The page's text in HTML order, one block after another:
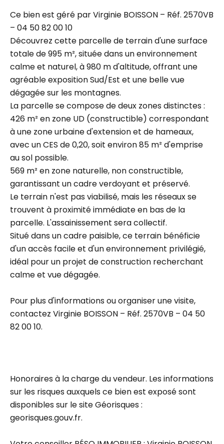
Ce bien est géré par Virginie BOISSON – Réf. 2570VB
– 04 50 82 00 10
Découvrez cette parcelle de terrain d'une surface
totale de 995 m², située dans un environnement
calme et naturel, à 980 m d'altitude, offrant une
agréable exposition Sud/Est et une belle vue
dégagée sur les montagnes.
La parcelle se compose de deux zones distinctes :
426 m² en zone UD (constructible) correspondant
à une zone urbaine d'extension et de hameaux,
avec un CES de 0,20, soit environ 85 m² d'emprise
au sol possible.
569 m² en zone naturelle, non constructible,
garantissant un cadre verdoyant et préservé.
Le terrain n'est pas viabilisé, mais les réseaux se
trouvent à proximité immédiate en bas de la
parcelle. L'assainissement sera collectif.
Situé dans un cadre paisible, ce terrain bénéficie
d'un accès facile et d'un environnement privilégié,
idéal pour un projet de construction recherchant
calme et vue dégagée.
Pour plus d'informations ou organiser une visite,
contactez Virginie BOISSON – Réf. 2570VB – 04 50
82 00 10.
Honoraires à la charge du vendeur. Les informations
sur les risques auxquels ce bien est exposé sont
disponibles sur le site Géorisques :
georisques.gouv.fr.